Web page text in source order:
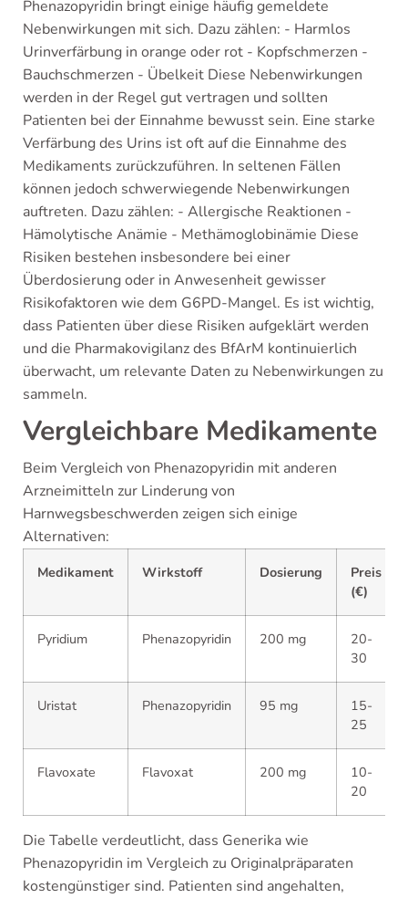
Phenazopyridin bringt einige häufig gemeldete
Nebenwirkungen mit sich. Dazu zählen: - Harmlos
Urinverfärbung in orange oder rot - Kopfschmerzen -
Bauchschmerzen - Übelkeit Diese Nebenwirkungen
werden in der Regel gut vertragen und sollten
Patienten bei der Einnahme bewusst sein. Eine starke
Verfärbung des Urins ist oft auf die Einnahme des
Medikaments zurückzuführen. In seltenen Fällen
können jedoch schwerwiegende Nebenwirkungen
auftreten. Dazu zählen: - Allergische Reaktionen -
Hämolytische Anämie - Methämoglobinämie Diese
Risiken bestehen insbesondere bei einer
Überdosierung oder in Anwesenheit gewisser
Risikofaktoren wie dem G6PD-Mangel. Es ist wichtig,
dass Patienten über diese Risiken aufgeklärt werden
und die Pharmakovigilanz des BfArM kontinuierlich
überwacht, um relevante Daten zu Nebenwirkungen zu
sammeln.
Vergleichbare Medikamente
Beim Vergleich von Phenazopyridin mit anderen
Arzneimitteln zur Linderung von
Harnwegsbeschwerden zeigen sich einige
Alternativen:
Medikament Wirkstoff Dosierung
Preis
(€)
Pyridium Phenazopyridin 200 mg
20-
30
Uristat Phenazopyridin 95 mg
15-
25
Flavoxate Flavoxat 200 mg
10-
20
Die Tabelle verdeutlicht, dass Generika wie
Phenazopyridin im Vergleich zu Originalpräparaten
kostengünstiger sind. Patienten sind angehalten,